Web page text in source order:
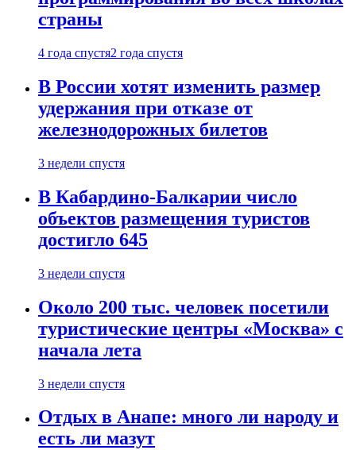
страны
4 года спустя2 года спустя
В России хотят изменить размер
удержания при отказе от
железнодорожных билетов
3 недели спустя
В Кабардино-Балкарии число
объектов размещения туристов
достигло 645
3 недели спустя
Около 200 тыс. человек посетили
туристические центры «Москва» с
начала лета
3 недели спустя
Отдых в Анапе: много ли народу и
есть ли мазут